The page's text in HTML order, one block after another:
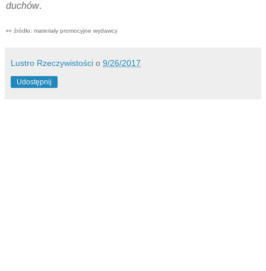
duchów.
👀 źródło: materiały promocyjne wydawcy
Lustro Rzeczywistości o 9/26/2017
Udostępnij